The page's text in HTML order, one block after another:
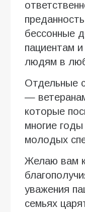
бессонные
пациентам
людям в
Отдельные
—
которые
многие
молодых
Желаю вам
уважения
семьях